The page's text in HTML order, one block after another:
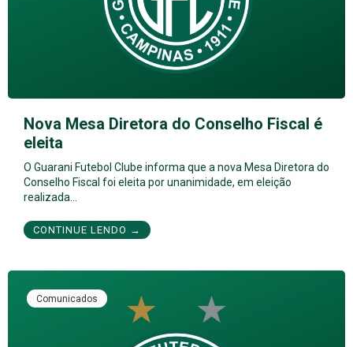
Nova Mesa Diretora do Conselho Fiscal é
eleita
O Guarani Futebol Clube informa que a nova Mesa Diretora do
Conselho Fiscal foi eleita por unanimidade, em eleição
realizada…
CONTINUE LENDO →
Comunicados